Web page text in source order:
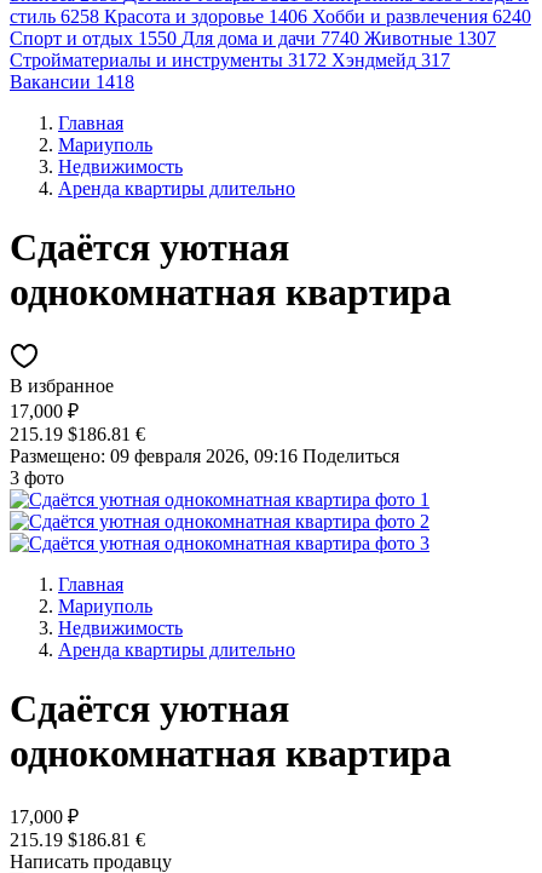
стиль 6258 Красота и здоровье 1406 Хобби и развлечения 6240
Спорт и отдых 1550 Для дома и дачи 7740 Животные 1307
Стройматериалы и инструменты 3172 Хэндмейд 317
Вакансии 1418
Главная
Мариуполь
Недвижимость
Аренда квартиры длительно
Сдаётся уютная
однокомнатная квартира
В избранное
17,000 ₽
215.19 $186.81 €
Размещено: 09 февраля 2026, 09:16 Поделиться
3 фото
Главная
Мариуполь
Недвижимость
Аренда квартиры длительно
Сдаётся уютная
однокомнатная квартира
17,000 ₽
215.19 $186.81 €
Написать продавцу